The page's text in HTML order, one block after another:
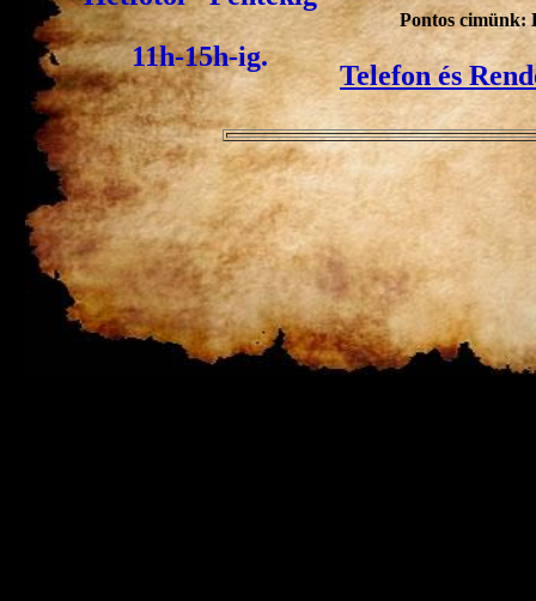
11h-15h-ig.
Pontos cimünk:
Telefon és